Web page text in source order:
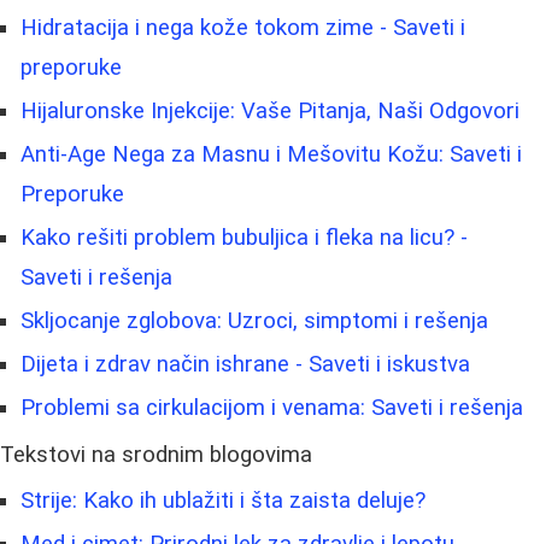
Hidratacija i nega kože tokom zime - Saveti i
preporuke
Hijaluronske Injekcije: Vaše Pitanja, Naši Odgovori
Anti-Age Nega za Masnu i Mešovitu Kožu: Saveti i
Preporuke
Kako rešiti problem bubuljica i fleka na licu? -
Saveti i rešenja
Skljocanje zglobova: Uzroci, simptomi i rešenja
Dijeta i zdrav način ishrane - Saveti i iskustva
Problemi sa cirkulacijom i venama: Saveti i rešenja
Tekstovi na srodnim blogovima
Strije: Kako ih ublažiti i šta zaista deluje?